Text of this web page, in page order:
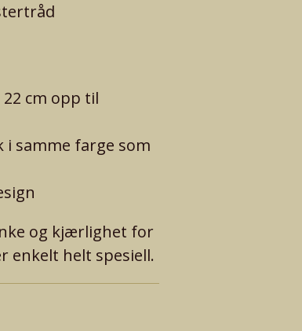
22 cm opp til
i samme farge som
og kjærlighet for
enkelt helt spesiell.